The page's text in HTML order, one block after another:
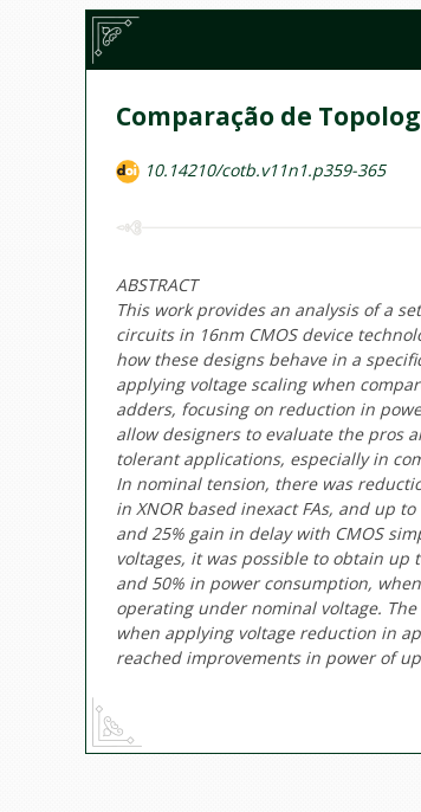
Comparação de
10.14210/cotb.v11n1.p359-365
ABSTRACT
This work provides an analysis of a
circuits in 16nm CMOS device
how these designs behave in a
applying voltage scaling when
adders, focusing on reduction in
allow designers to evaluate the pros
tolerant applications, especially in
In nominal tension, there was
in XNOR based inexact FAs, and up
and 25% gain in delay with CMOS
voltages, it was possible to obtain up
and 50% in power consumption,
operating under nominal voltage.
when applying voltage reduction in
reached improvements in power of